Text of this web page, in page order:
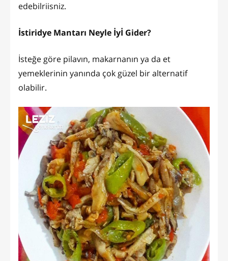
edebilriisniz.
İstiridye Mantarı Neyle İyİ Gider?
İsteğe göre pilavın, makarnanın ya da et
yemeklerinin yanında çok güzel bir alternatif
olabilir.